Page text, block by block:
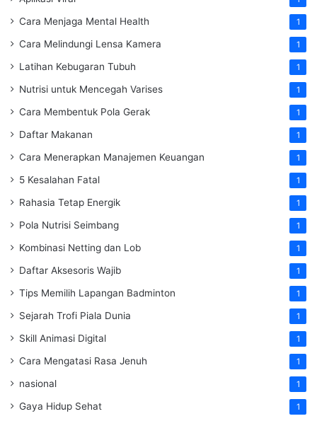
Cara Menjaga Mental Health 1
Cara Melindungi Lensa Kamera 1
Latihan Kebugaran Tubuh 1
Nutrisi untuk Mencegah Varises 1
Cara Membentuk Pola Gerak 1
Daftar Makanan 1
Cara Menerapkan Manajemen Keuangan 1
5 Kesalahan Fatal 1
Rahasia Tetap Energik 1
Pola Nutrisi Seimbang 1
Kombinasi Netting dan Lob 1
Daftar Aksesoris Wajib 1
Tips Memilih Lapangan Badminton 1
Sejarah Trofi Piala Dunia 1
Skill Animasi Digital 1
Cara Mengatasi Rasa Jenuh 1
nasional 1
Gaya Hidup Sehat 1